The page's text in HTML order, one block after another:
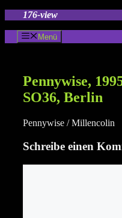
springen
176-view
Menü
Pennywise,
SO36, Berlin
Pennywise / Millencolin
Schreibe einen